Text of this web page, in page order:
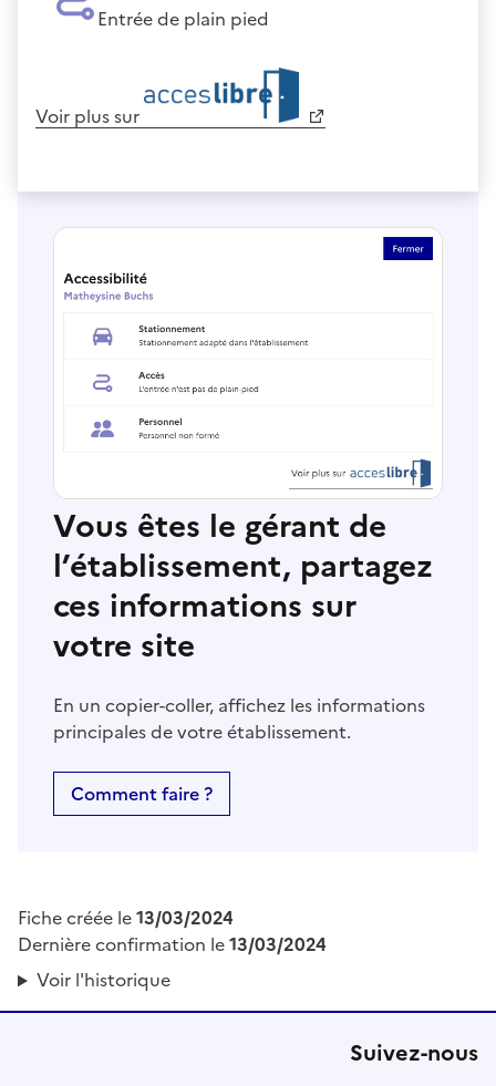
Entrée de plain pied
Voir plus sur
Vous êtes le gérant de
l’établissement, partagez
ces informations sur
votre site
En un copier-coller, affichez les informations
principales de votre établissement.
Comment faire ?
Fiche créée le13/03/2024
Dernière confirmation le13/03/2024
Voir l'historique
Suivez-nous